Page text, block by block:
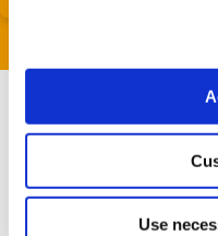
Use